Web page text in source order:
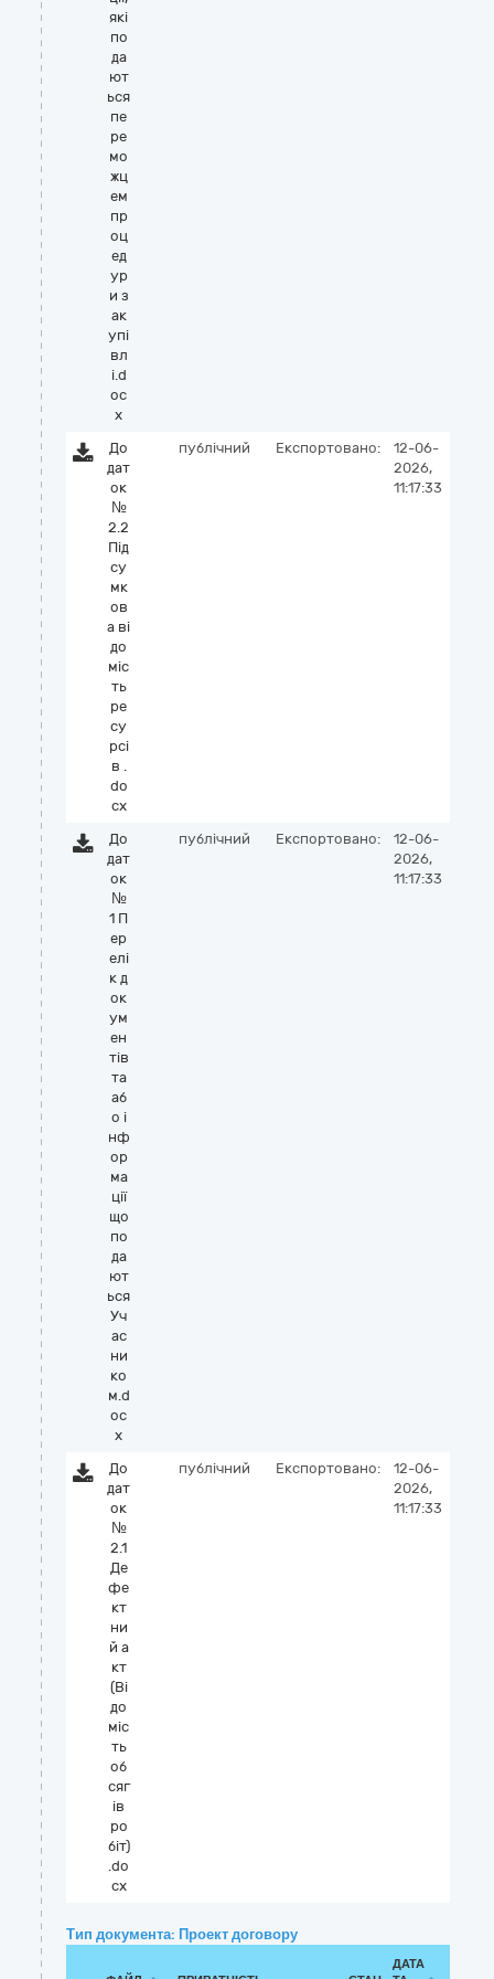
які
по
да
ют
ься
пе
ре
мо
жц
ем
пр
оц
ед
ур
и з
ак
упі
вл
і.d
oc
x
До
дат
ок
№
2.2
Під
су
мк
ов
а ві
до
міс
ть
ре
су
рсі
в .
do
cx
публічний Експортовано:
12-06-
2026,
11:17:33
До
дат
ок
№
1 П
ер
елі
к д
ок
ум
ен
тів
та
аб
о і
нф
ор
ма
ції
що
по
да
ют
ься
Уч
ас
ни
ко
м.d
oc
x
публічний Експортовано:
12-06-
2026,
11:17:33
До
дат
ок
№
2.1
Де
фе
кт
ни
й а
кт
(Ві
до
міс
ть
об
сяг
ів
ро
біт)
.do
cx
публічний Експортовано:
12-06-
2026,
11:17:33
Тип документа: Проект договору
ДАТА